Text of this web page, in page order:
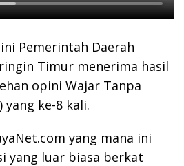
Pemerintah Daerah
Timur menerima hasil
opini Wajar Tanpa
yang ke-8 kali.
yang mana ini
yang luar biasa berkat